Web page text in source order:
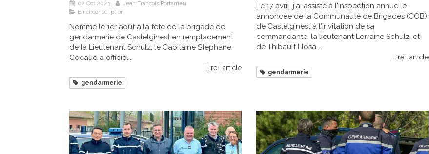
02 Oct 2023
Jean François Portarrieu
En circonscription
Nommé le 1er août à la tête de la brigade de
gendarmerie de Castelginest en remplacement
de la Lieutenant Schulz, le Capitaine Stéphane
Cocaud a officiel...
Lire l'article
gendarmerie
Le 17 avril, j'ai assisté à l'inspection annuelle
annoncée de la Communauté de Brigades (COB)
de Castelginest à l'invitation de sa
commandante, la lieutenant Lorraine Schulz, et
de Thibault Llosa,...
Lire l'article
gendarmerie